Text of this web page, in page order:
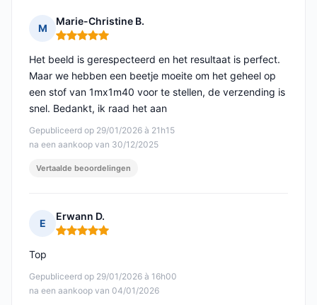
M
Marie-Christine B.
Opmerking: 5 van 5
Gepubliceerd op 29/01/2026 à 21h15
na een aankoop van 30/12/2025
Het beeld is gerespecteerd en het resultaat is perfect.
Maar we hebben een beetje moeite om het geheel op
een stof van 1mx1m40 voor te stellen, de verzending is
snel. Bedankt, ik raad het aan
Vertaalde beoordelingen
E
Erwann D.
Opmerking: 5 van 5
Gepubliceerd op 29/01/2026 à 16h00
na een aankoop van 04/01/2026
Top